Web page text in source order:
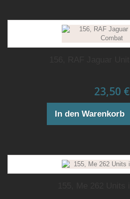
23,50 €
In den Warenkorb